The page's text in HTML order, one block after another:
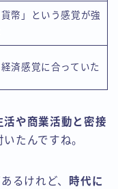
貨幣」という感覚が強
経済感覚に合っていた
活や商業活動と密接
たんですね。
るけれど、
時代に